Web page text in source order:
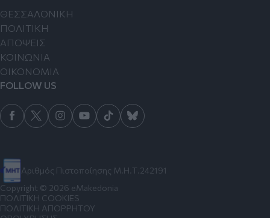
Αριθμός Πιστοποίησης Μ.Η.Τ.242191
ΘΕΣΣΑΛΟΝΙΚΗ
ΠΟΛΙΤΙΚΗ
ΑΠΟΨΕΙΣ
ΚΟΙΝΩΝΙΑ
ΟΙΚΟΝΟΜΙΑ
FOLLOW US
Copyright © 2026 eMakedonia
ΠΟΛΙΤΙΚΗ COOKIES
ΠΟΛΙΤΙΚΗ ΑΠΟΡΡΗΤΟΥ